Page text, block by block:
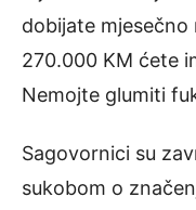
dobijate
270.000 KM ćete
Nemojte glumiti
Sagovornici su
sukobom o